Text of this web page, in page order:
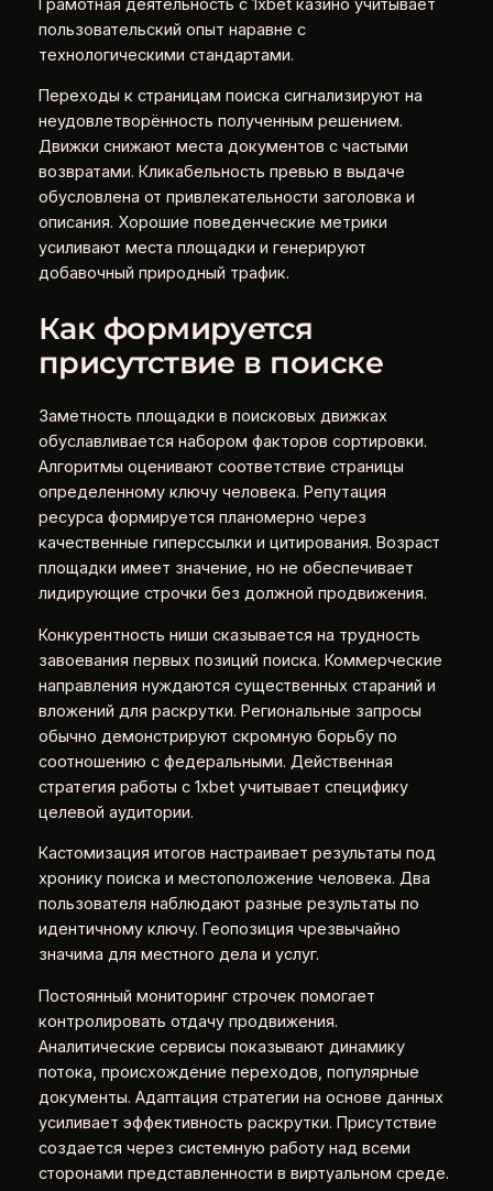
Грамотная деятельность с 1xbet казино учитывает
пользовательский опыт наравне с
технологическими стандартами.
Переходы к страницам поиска сигнализируют на
неудовлетворённость полученным решением.
Движки снижают места документов с частыми
возвратами. Кликабельность превью в выдаче
обусловлена от привлекательности заголовка и
описания. Хорошие поведенческие метрики
усиливают места площадки и генерируют
добавочный природный трафик.
Как формируется
присутствие в поиске
Заметность площадки в поисковых движках
обуславливается набором факторов сортировки.
Алгоритмы оценивают соответствие страницы
определенному ключу человека. Репутация
ресурса формируется планомерно через
качественные гиперссылки и цитирования. Возраст
площадки имеет значение, но не обеспечивает
лидирующие строчки без должной продвижения.
Конкурентность ниши сказывается на трудность
завоевания первых позиций поиска. Коммерческие
направления нуждаются существенных стараний и
вложений для раскрутки. Региональные запросы
обычно демонстрируют скромную борьбу по
соотношению с федеральными. Действенная
стратегия работы с 1xbet учитывает специфику
целевой аудитории.
Кастомизация итогов настраивает результаты под
хронику поиска и местоположение человека. Два
пользователя наблюдают разные результаты по
идентичному ключу. Геопозиция чрезвычайно
значима для местного дела и услуг.
Постоянный мониторинг строчек помогает
контролировать отдачу продвижения.
Аналитические сервисы показывают динамику
потока, происхождение переходов, популярные
документы. Адаптация стратегии на основе данных
усиливает эффективность раскрутки. Присутствие
создается через системную работу над всеми
сторонами представленности в виртуальном среде.